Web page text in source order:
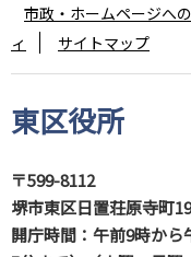
東区役所
〒599-8112
堺市東区日置荘原寺町
開庁時間：午前9時か
市政・ホームページへ
ィ
サイトマップ